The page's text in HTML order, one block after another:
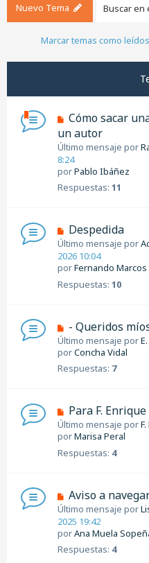
Nuevo Tema
Marcar temas como leídos
Cómo sacar
un autor
Último mensaje por
8:24
porPablo Ibáñez
Respuestas: 11
Despedida
Último mensaje por
2026 10:04
porFernando
Respuestas: 10
- Queridos
Último mensaje por
porConcha Vidal
Respuestas: 7
Para F.
Último mensaje por
porMarisa Peral
Respuestas: 4
Aviso a
Último mensaje por
2025 19:42
porAna Muela
Respuestas: 4